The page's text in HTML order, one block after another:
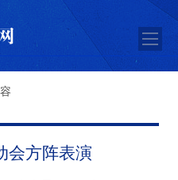
会方阵表演